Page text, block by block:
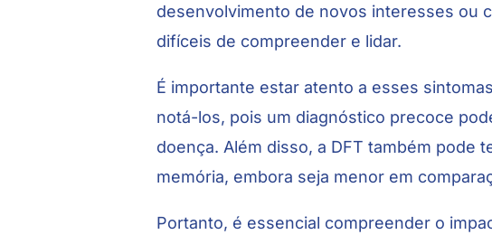
desenvolvimento de novos interesses ou
difíceis de compreender e lidar.
É importante estar atento a esses
notá-los, pois um diagnóstico precoce
doença. Além disso, a DFT também pode
memória, embora seja menor em
Portanto, é essencial compreender o